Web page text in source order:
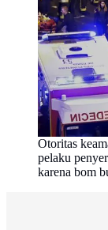
Otoritas
pelaku
karena bom